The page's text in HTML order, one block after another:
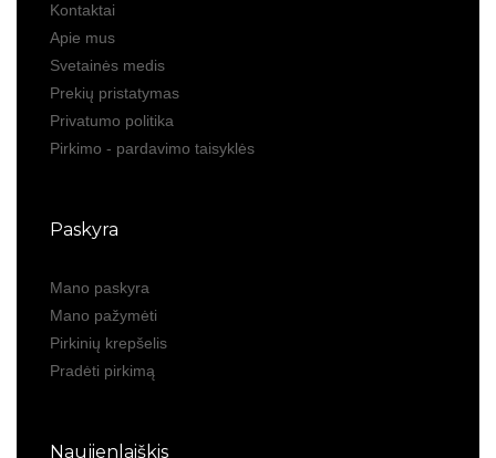
Kontaktai
Apie mus
Svetainės medis
Prekių pristatymas
Privatumo politika
Pirkimo - pardavimo taisyklės
Paskyra
Mano paskyra
Mano pažymėti
Pirkinių krepšelis
Pradėti pirkimą
Naujienlaiškis